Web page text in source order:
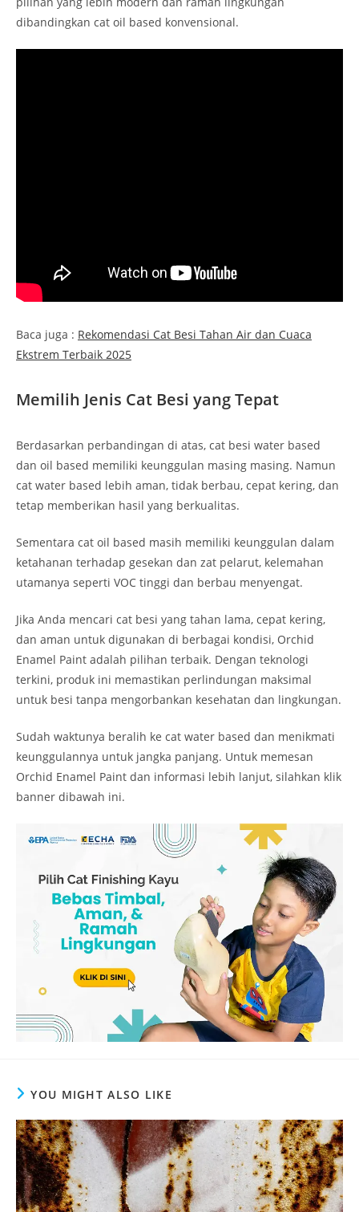
dibandingkan cat oil based konvensional.
Baca juga : Rekomendasi Cat Besi Tahan Air dan Cuaca
Ekstrem Terbaik 2025
Memilih Jenis Cat Besi yang Tepat
Berdasarkan perbandingan di atas, cat besi water based
dan oil based memiliki keunggulan masing masing. Namun
cat water based lebih aman, tidak berbau, cepat kering, dan
tetap memberikan hasil yang berkualitas.
Sementara cat oil based masih memiliki keunggulan dalam
ketahanan terhadap gesekan dan zat pelarut, kelemahan
utamanya seperti VOC tinggi dan berbau menyengat.
Jika Anda mencari cat besi yang tahan lama, cepat kering,
dan aman untuk digunakan di berbagai kondisi, Orchid
Enamel Paint adalah pilihan terbaik. Dengan teknologi
terkini, produk ini memastikan perlindungan maksimal
untuk besi tanpa mengorbankan kesehatan dan lingkungan.
Sudah waktunya beralih ke cat water based dan menikmati
keunggulannya untuk jangka panjang. Untuk memesan
Orchid Enamel Paint dan informasi lebih lanjut, silahkan klik
banner dibawah ini.
YOU MIGHT ALSO LIKE